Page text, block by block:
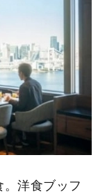
洋食ブッフ